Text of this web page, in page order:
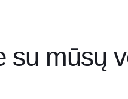
su mūsų